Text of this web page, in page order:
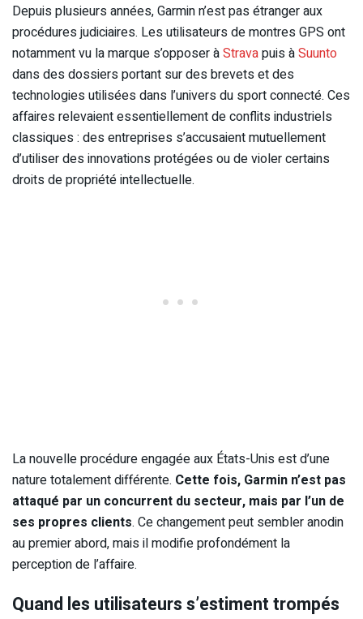
Depuis plusieurs années, Garmin n’est pas étranger aux
procédures judiciaires. Les utilisateurs de montres GPS ont
notamment vu la marque s’opposer àStravapuis àSuunto
dans des dossiers portant sur des brevets et des
technologies utilisées dans l’univers du sport connecté. Ces
affaires relevaient essentiellement de conflits industriels
classiques : des entreprises s’accusaient mutuellement
d’utiliser des innovations protégées ou de violer certains
droits de propriété intellectuelle.
La nouvelle procédure engagée aux États-Unis est d’une
nature totalement différente. Cette fois, Garmin n’est pas
attaqué par un concurrent du secteur, mais par l’un de
ses propres clients. Ce changement peut sembler anodin
au premier abord, mais il modifie profondément la
perception de l’affaire.
Quand les utilisateurs s’estiment trompés